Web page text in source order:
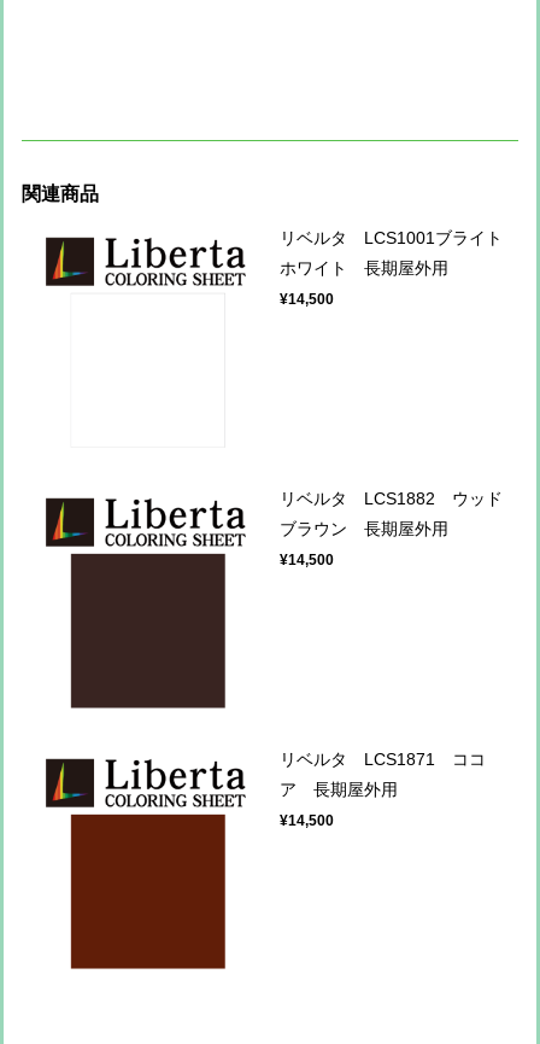
関連商品
リベルタ LCS1001ブライト
ホワイト 長期屋外用
¥14,500
リベルタ LCS1882 ウッド
ブラウン 長期屋外用
¥14,500
リベルタ LCS1871 ココ
ア 長期屋外用
¥14,500